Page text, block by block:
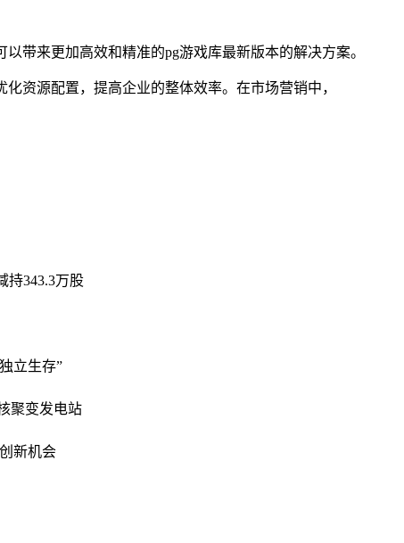
带来更加高效和精准的pg游戏库最新版本的解决方案。
资源配置，提高企业的整体效率。在市场营销中，
持343.3万股
立生存”
聚变发电站
新机会